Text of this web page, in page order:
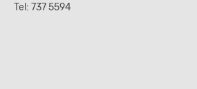
Tel: 737 5594